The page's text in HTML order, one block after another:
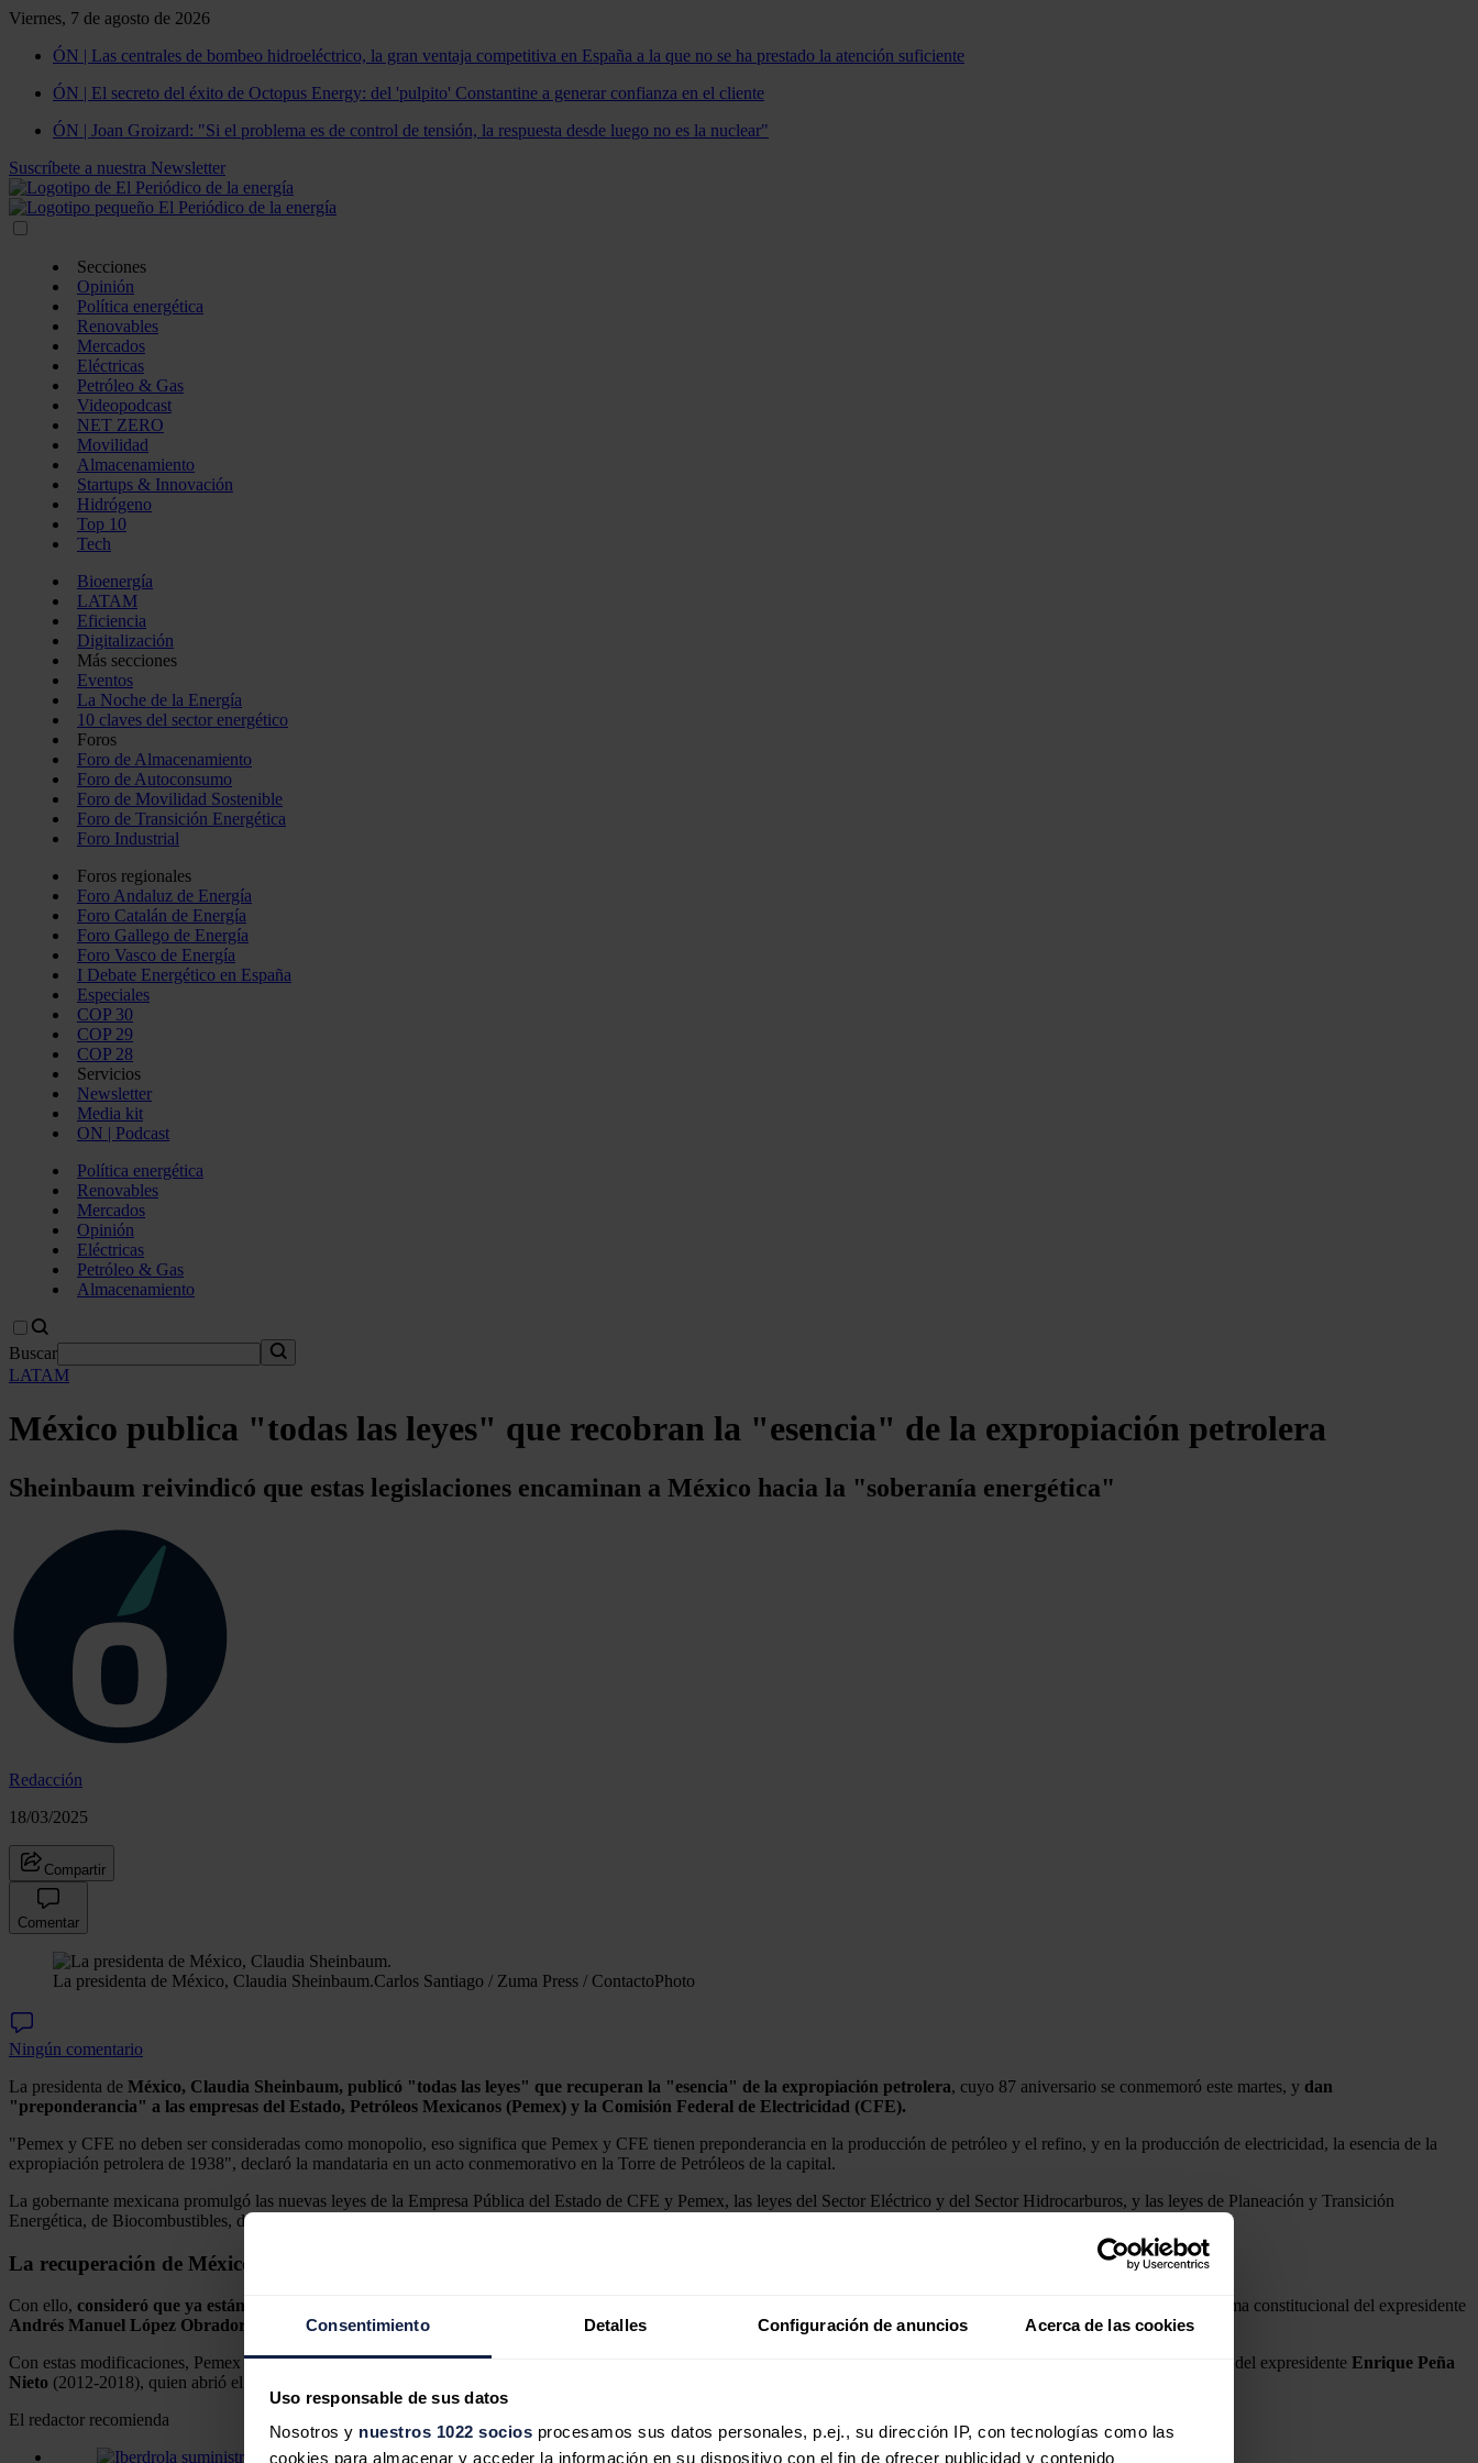
Consentimiento Detalles Configuración de anuncios Acerca de las cookies
Uso responsable de sus datos
Nosotros y nuestros 1022 socios procesamos sus datos personales, p.ej., su dirección IP, con tecnologías como las
cookies para almacenar y acceder la información en su dispositivo con el fin de ofrecer publicidad y contenido
Viernes, 7 de agosto de 2026
ÓN | Las centrales de bombeo hidroeléctrico, la gran ventaja competitiva en España a la que no se ha prestado la atención suficiente
ÓN | El secreto del éxito de Octopus Energy: del 'pulpito' Constantine a generar confianza en el cliente
ÓN | Joan Groizard: "Si el problema es de control de tensión, la respuesta desde luego no es la nuclear"
Suscríbete a nuestra Newsletter
Secciones
Opinión
Política energética
Renovables
Mercados
Eléctricas
Petróleo & Gas
Videopodcast
NET ZERO
Movilidad
Almacenamiento
Startups & Innovación
Hidrógeno
Top 10
Tech
Bioenergía
LATAM
Eficiencia
Digitalización
Más secciones
Eventos
La Noche de la Energía
10 claves del sector energético
Foros
Foro de Almacenamiento
Foro de Autoconsumo
Foro de Movilidad Sostenible
Foro de Transición Energética
Foro Industrial
Foros regionales
Foro Andaluz de Energía
Foro Catalán de Energía
Foro Gallego de Energía
Foro Vasco de Energía
I Debate Energético en España
Especiales
COP 30
COP 29
COP 28
Servicios
Newsletter
Media kit
ON | Podcast
Política energética
Renovables
Mercados
Opinión
Eléctricas
Petróleo & Gas
Almacenamiento
Buscar
LATAM
México publica "todas las leyes" que recobran la "esencia" de la expropiación petrolera
Sheinbaum reivindicó que estas legislaciones encaminan a México hacia la "soberanía energética"
Redacción
18/03/2025
Compartir
Comentar
La presidenta de México, Claudia Sheinbaum.Carlos Santiago / Zuma Press / ContactoPhoto
Ningún comentario
La presidenta de México, Claudia Sheinbaum, publicó "todas las leyes" que recuperan la "esencia" de la expropiación petrolera, cuyo 87 aniversario se conmemoró este martes, y dan
"preponderancia" a las empresas del Estado, Petróleos Mexicanos (Pemex) y la Comisión Federal de Electricidad (CFE).
"Pemex y CFE no deben ser consideradas como monopolio, eso significa que Pemex y CFE tienen preponderancia en la producción de petróleo y el refino, y en la producción de electricidad, la esencia de la
expropiación petrolera de 1938", declaró la mandataria en un acto conmemorativo en la Torre de Petróleos de la capital.
La gobernante mexicana promulgó las nuevas leyes de la Empresa Pública del Estado de CFE y Pemex, las leyes del Sector Eléctrico y del Sector Hidrocarburos, y las leyes de Planeación y Transición
Energética, de Biocombustibles, de Geotermia, y de la Comisión Nacional de Energía.
La recuperación de México de CFE y Pemex
Con ello, consideró que ya están "todas las leyes secundarias asociadas a la recuperación de Pemex y la CFE",
un proceso que comenzó en 2024, según ella, con la reforma constitucional del expresidente
Andrés Manuel López Obrador
(2018-2024) que las catalogó como "empresas públicas" en lugar de "productivas".
Con estas modificaciones, Pemex y CFE retoman la preponderancia del sector sin competir en las mismas condiciones que las particulares, como establecía la reforma energética del expresidente Enrique Peña
Nieto (2012-2018), quien abrió el sector a la inversión privada y extranjera, algo cuestionado por Sheinbaum.
El redactor recomienda